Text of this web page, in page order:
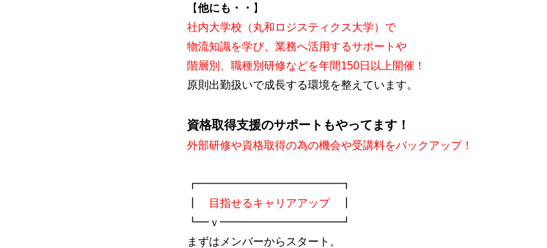
【他にも・・ 】
社内大学校（丸和ロジスティクス大学）で
物流知識を学び、業務へ活用するサポートや
階層別、職種別研修などを年間150日以上開催！
原則出勤扱いで成長する環境を整えています。
資格取得支援のサポートもやってます！
外部研修や資格取得の為の機会や受講料をバックアップ！
┏━━━━━━━━━━━━━┓
目指せるキャリアアップ┃
┗━ｖ━━━━━━━━━━━┛
まずはメンバーからスタート。